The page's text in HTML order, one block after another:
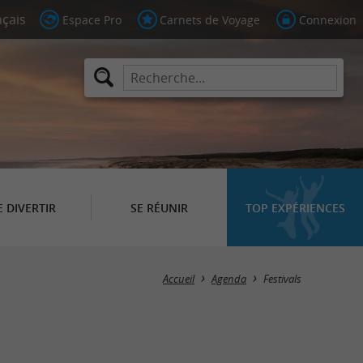
Espace Pro Carnets de Voyage Connexion
DIVERTIR SE RÉUNIR TOP EXPÉRIENCES
Masquer la carte
Accueil Agenda Festivals